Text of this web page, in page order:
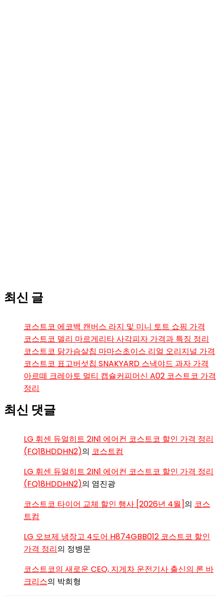
최신 글
코스트코 에코백 캔버스 라지 및 미니 토트 쇼핑 가격
코스트코 델리 마르게리타 사각피자 가격과 특징 정리
코스트코 닭가슴살칩 마마스초이스 리얼 오리지널 가격
코스트코 표고버섯칩 SNAKYARD 스낵야드 과자 가격
아르떼 크레아토 멀티 캡슐커피머신 A02 코스트코 가격
정리
최신 댓글
LG 휘센 듀얼히트 2IN1 에어컨 코스트코 할인 가격 정리
(FQ18HDDHN2)의 코스트컴
LG 휘센 듀얼히트 2IN1 에어컨 코스트코 할인 가격 정리
(FQ18HDDHN2)의 염진광
코스트코 타이어 교체 할인 행사 [2026년 4월]의 코스
트컴
LG 오브제 냉장고 4도어 H874GBB012 코스트코 할인
가격 정리의 정병문
코스트코의 새로운 CEO, 지게차 운전기사 출신의 론 바
크리스의 박희형